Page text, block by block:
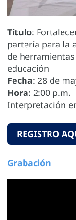
Título:
partería para la
de
educación
Fecha: 28 de
Hora: 2:00 p.m.
Interpretación
REGISTRO
Grabación